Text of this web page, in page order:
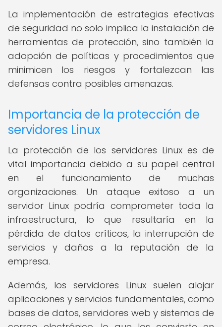
La implementación de estrategias efectivas
de seguridad no solo implica la instalación de
herramientas de protección, sino también la
adopción de políticas y procedimientos que
minimicen los riesgos y fortalezcan las
defensas contra posibles amenazas.
Importancia de la protección de
servidores Linux
La protección de los servidores Linux es de
vital importancia debido a su papel central
en el funcionamiento de muchas
organizaciones. Un ataque exitoso a un
servidor Linux podría comprometer toda la
infraestructura, lo que resultaría en la
pérdida de datos críticos, la interrupción de
servicios y daños a la reputación de la
empresa.
Además, los servidores Linux suelen alojar
aplicaciones y servicios fundamentales, como
bases de datos, servidores web y sistemas de